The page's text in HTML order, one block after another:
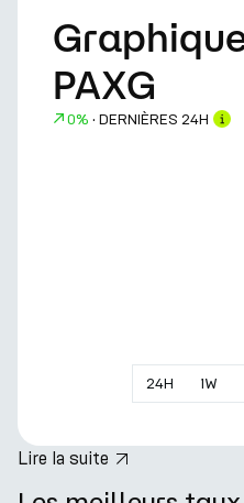
PAXG
0% · DERNIÈRES 24H
24H 1W
Lire la suite